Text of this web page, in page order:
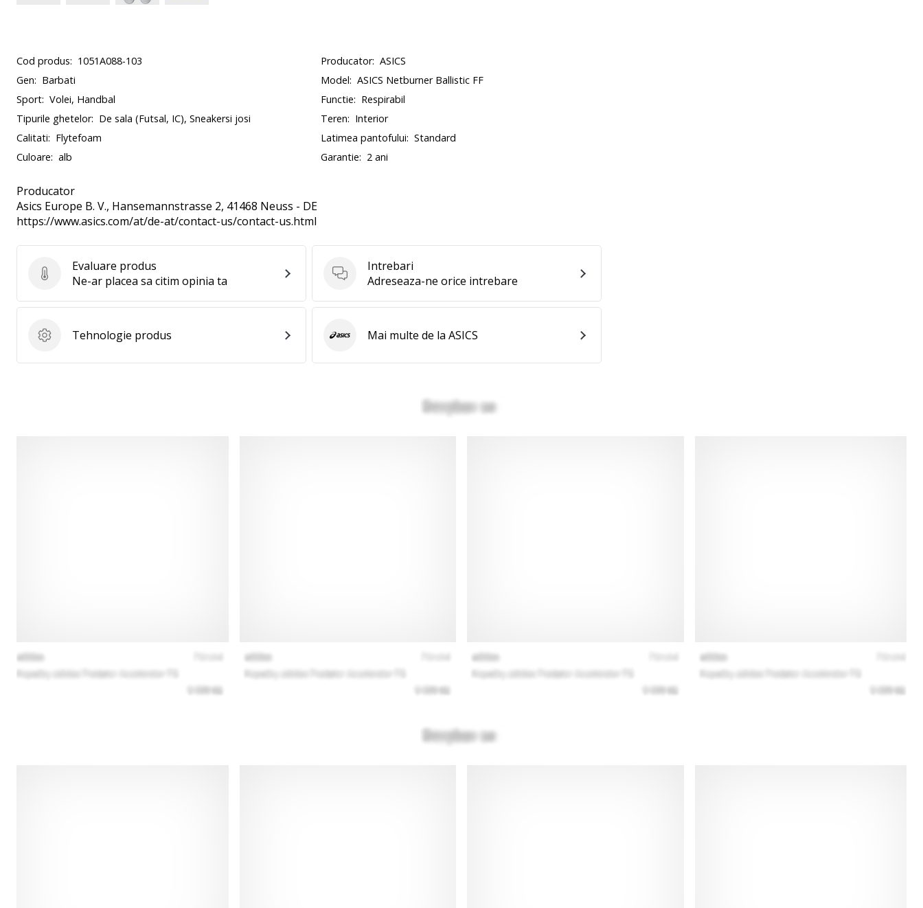
Cod produs: 1051A088-103 Producator: ASICS
Gen: Barbati Model: ASICS Netburner Ballistic FF
Sport: Volei, Handbal Functie: Respirabil
Tipurile ghetelor: De sala (Futsal, IC), Sneakersi josi Teren: Interior
Calitati: Flytefoam Latimea pantofului: Standard
Culoare: alb Garantie: 2 ani
Producator
Asics Europe B. V., Hansemannstrasse 2, 41468 Neuss - DE
https://www.asics.com/at/de-at/contact-us/contact-us.html
Evaluare produs
Evaluare produs
Ne-ar placea sa citim opinia ta
Intrebari
Intrebari
Adreseaza-ne orice intrebare
Tehnologie produs
Tehnologie produs ASICSMai multe de la ASICS